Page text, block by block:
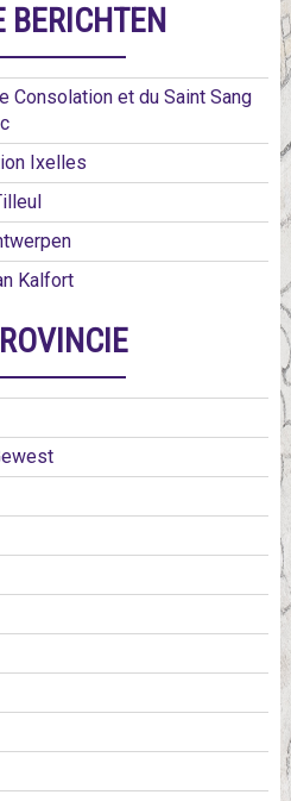
BERICHTEN
Consolation et du Saint Sang
Ixelles
Kalfort